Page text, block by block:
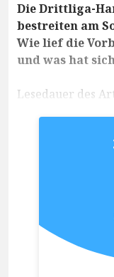
Die Drittliga-
bestreiten am
Wie lief die
und was hat
Lesedauer des